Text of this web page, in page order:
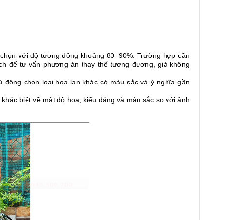
với độ tương đồng khoảng 80–90%. Trường hợp cần
để tư vấn phương án thay thế tương đương, giá không
chọn loại hoa lan khác có màu sắc và ý nghĩa gần
biệt về mật độ hoa, kiểu dáng và màu sắc so với ảnh